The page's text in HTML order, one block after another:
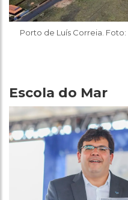
Porto de Luís Correia.
Escola do Mar